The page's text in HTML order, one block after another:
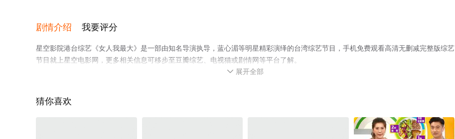
剧情介绍 我要评分
星空影院港台综艺《女人我最大》是一部由知名导演执导，蓝心湄等明星精彩演绎的台湾综艺节目，手机免费观看高清无删减完整版综艺
节目就上星空电影网，更多相关信息可移步至豆瓣综艺、电视猫或剧情网等平台了解。
 展开全部
猜你喜欢